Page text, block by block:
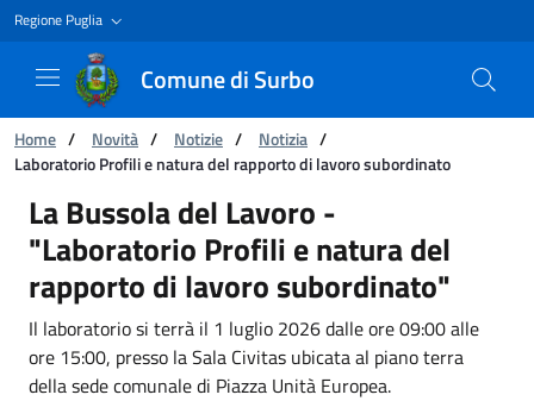
Regione Puglia
Comune di Surbo
Ti trovi in:
Home / Novità / Notizie / Notizia /
Laboratorio Profili e natura del rapporto di lavoro subordinato
Laboratorio Profili e natura del rapporto di
La Bussola del Lavoro -
"Laboratorio Profili e natura del
rapporto di lavoro subordinato"
Il laboratorio si terrà il 1 luglio 2026 dalle ore 09:00 alle
ore 15:00, presso la Sala Civitas ubicata al piano terra
della sede comunale di Piazza Unità Europea.